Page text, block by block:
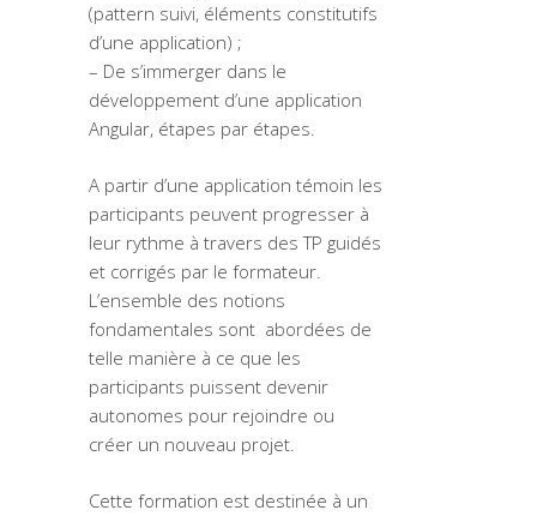
(pattern suivi, éléments constitutifs
d’une application) ;
– De s’immerger dans le
développement d’une application
Angular, étapes par étapes.
A partir d’une application témoin les
participants peuvent progresser à
leur rythme à travers des TP guidés
et corrigés par le formateur.
L’ensemble des notions
fondamentales sont abordées de
telle manière à ce que les
participants puissent devenir
autonomes pour rejoindre ou
créer un nouveau projet.
Cette formation est destinée à un